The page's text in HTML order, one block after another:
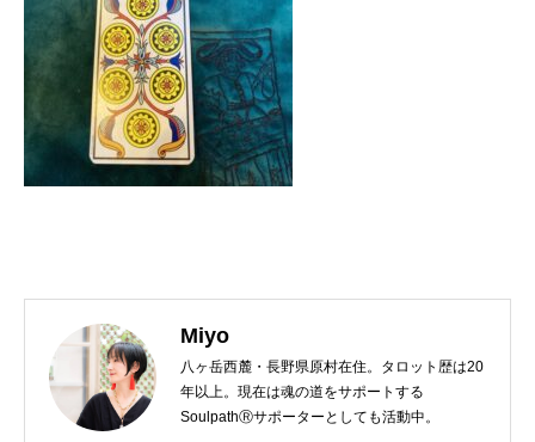
Miyo
八ヶ岳西麓・長野県原村在住。タロット歴は20
年以上。現在は魂の道をサポートする
SoulpathⓇサポーターとしても活動中。